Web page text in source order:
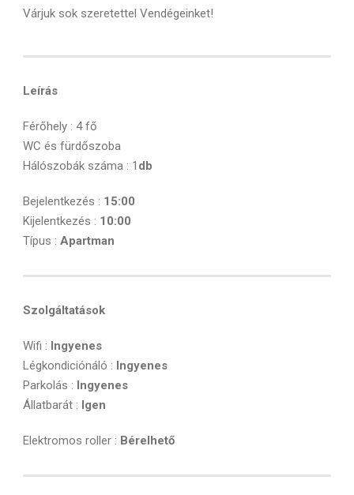
Várjuk sok szeretettel Vendégeinket!
Leírás
Férőhely : 4 fő
WC és fürdőszoba
Hálószobák száma : 1 db
Bejelentkezés : 15:00
Kijelentkezés : 10:00
Típus : Apartman
Szolgáltatások
Wifi : Ingyenes
Légkondiciónáló : Ingyenes
Parkolás : Ingyenes
Állatbarát : Igen
Elektromos roller : Bérelhető